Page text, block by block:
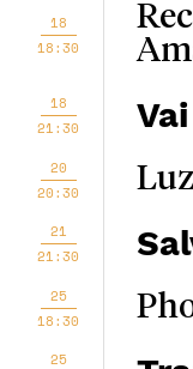
18
18:30
18
21:30
20
20:30
21
21:30
25
18:30
25